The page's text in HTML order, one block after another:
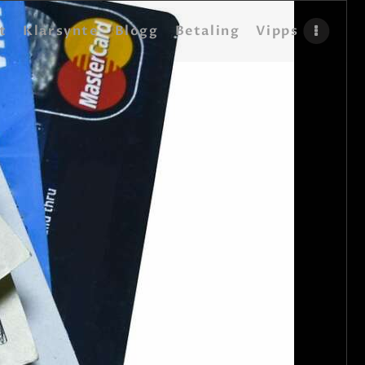
Klarsynte Blogg Betaling Vipps